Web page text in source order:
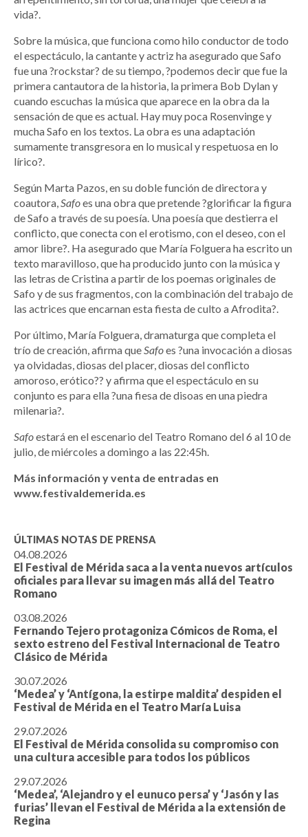
vida?.
Sobre la música, que funciona como hilo conductor de todo
el espectáculo, la cantante y actriz ha asegurado que Safo
fue una ?rockstar? de su tiempo, ?podemos decir que fue la
primera cantautora de la historia, la primera Bob Dylan y
cuando escuchas la música que aparece en la obra da la
sensación de que es actual. Hay muy poca Rosenvinge y
mucha Safo en los textos. La obra es una adaptación
sumamente transgresora en lo musical y respetuosa en lo
lírico?.
Según Marta Pazos, en su doble función de directora y
coautora, Safoes una obra que pretende ?glorificar la figura
de Safo a través de su poesía. Una poesía que destierra el
conflicto, que conecta con el erotismo, con el deseo, con el
amor libre?. Ha asegurado que María Folguera ha escrito un
texto maravilloso, que ha producido junto con la música y
las letras de Cristina a partir de los poemas originales de
Safo y de sus fragmentos, con la combinación del trabajo de
las actrices que encarnan esta fiesta de culto a Afrodita?.
Por último, María Folguera, dramaturga que completa el
trío de creación, afirma que Safoes ?una invocación a diosas
ya olvidadas, diosas del placer, diosas del conflicto
amoroso, erótico?? y afirma que el espectáculo en su
conjunto es para ella ?una fiesa de disoas en una piedra
milenaria?.
Safoestará en el escenario del Teatro Romano del 6 al 10 de
julio, de miércoles a domingo a las 22:45h.
Más información y venta de entradas en
www.festivaldemerida.es
ÚLTIMAS NOTAS DE PRENSA
04.08.2026
El Festival de Mérida saca a la venta nuevos artículos
oficiales para llevar su imagen más allá del Teatro
Romano
03.08.2026
Fernando Tejero protagoniza Cómicos de Roma, el
sexto estreno del Festival Internacional de Teatro
Clásico de Mérida
30.07.2026
‘Medea’ y ‘Antígona, la estirpe maldita’ despiden el
Festival de Mérida en el Teatro María Luisa
29.07.2026
El Festival de Mérida consolida su compromiso con
una cultura accesible para todos los públicos
29.07.2026
‘Medea’, ‘Alejandro y el eunuco persa’ y ‘Jasón y las
furias’ llevan el Festival de Mérida a la extensión de
Regina